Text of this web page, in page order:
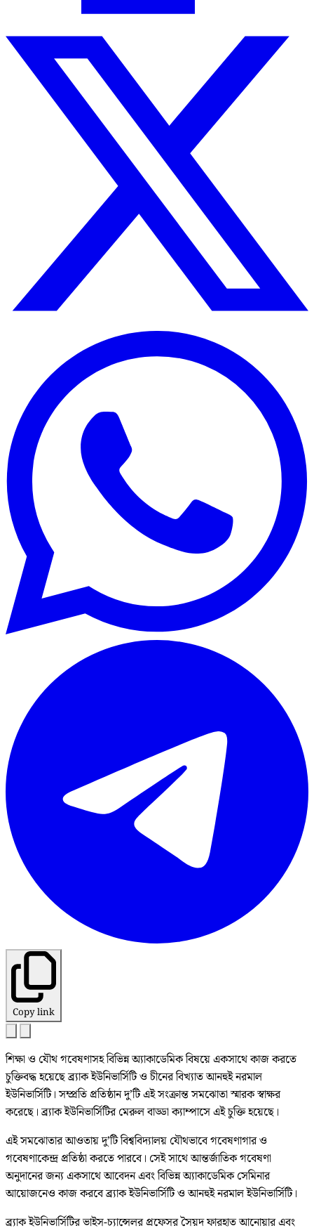
Copy link
শিক্ষা ও যৌথ গবেষণাসহ বিভিন্ন অ্যাকাডেমিক বিষয়ে একসাথে কাজ করতে
চুক্তিবদ্ধ হয়েছে ব্র্যাক ইউনিভার্সিটি ও চীনের বিখ্যাত আনহুই নরমাল
ইউনিভার্সিটি। সম্প্রতি প্রতিষ্ঠান দু’টি এই সংক্রান্ত সমঝোতা স্মারক স্বাক্ষর
করেছে। ব্র্যাক ইউনিভার্সিটির মেরুল বাড্ডা ক্যাম্পাসে এই চুক্তি হয়েছে।
এই সমঝোতার আওতায় দু’টি বিশ্ববিদ্যালয় যৌথভাবে গবেষণাগার ও
গবেষণাকেন্দ্র প্রতিষ্ঠা করতে পারবে। সেই সাথে আন্তর্জাতিক গবেষণা
অনুদানের জন্য একসাথে আবেদন এবং বিভিন্ন অ্যাকাডেমিক সেমিনার
আয়োজনেও কাজ করবে ব্র্যাক ইউনিভার্সিটি ও আনহুই নরমাল ইউনিভার্সিটি।
ব্র্যাক ইউনিভার্সিটির ভাইস-চ্যান্সেলর প্রফেসর সৈয়দ ফারহাত আনোয়ার এবং